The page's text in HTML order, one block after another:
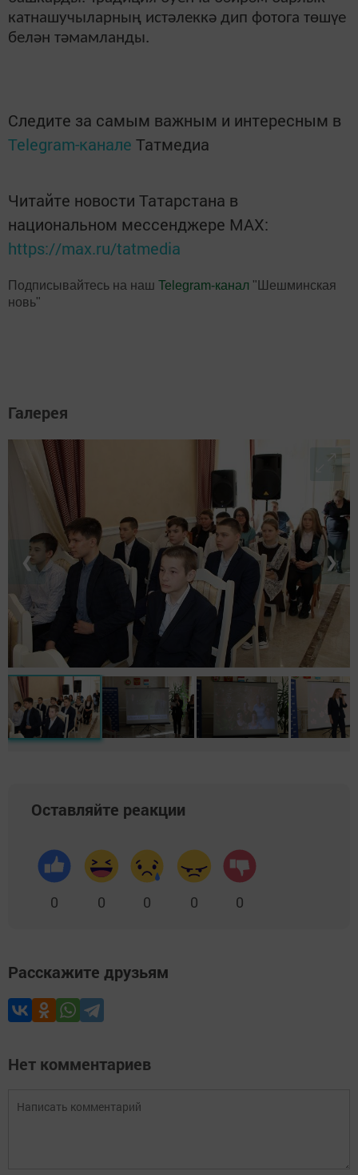
катнашучыларның истәлеккә дип фотога төшүе
белән тәмамланды.
Следите за самым важным и интересным в
Telegram-канале Татмедиа
Читайте новости Татарстана в
национальном мессенджере MАХ:
https://max.ru/tatmedia
Подписывайтесь на наш Telegram-канал "Шешминская
новь"
Галерея
❮ ❯
Оставляйте реакции
0 0 0 0 0
Расскажите друзьям
Нет комментариев